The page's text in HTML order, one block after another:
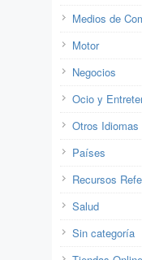
Medios de
Motor
Negocios
Ocio y
Otros Idiomas
Países
Recursos
Salud
Sin categoría